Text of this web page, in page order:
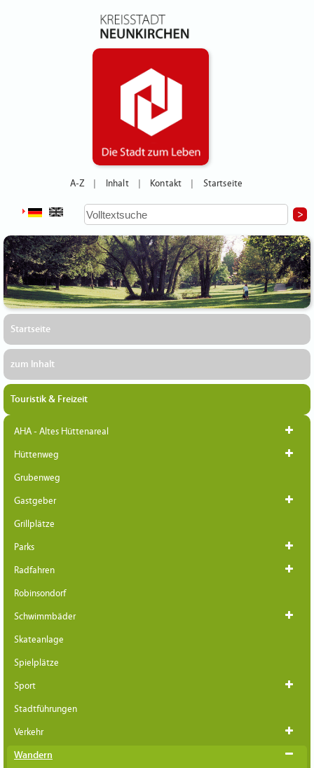
A-Z Inhalt Kontakt Startseite
Startseite
zum Inhalt
Touristik & Freizeit
AHA - Altes Hüttenareal
Hüttenweg
Grubenweg
Gastgeber
Grillplätze
Parks
Radfahren
Robinsondorf
Schwimmbäder
Skateanlage
Spielplätze
Sport
Stadtführungen
Verkehr
Wandern